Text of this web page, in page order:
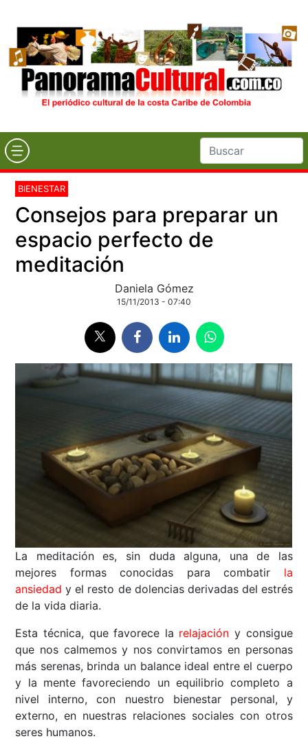
BIENESTAR
Consejos para preparar un
espacio perfecto de
meditación
Daniela Gómez
15/11/2013 - 07:40
La meditación es, sin duda alguna, una de las
mejores formas conocidas para combatir la
ansiedad y el resto de dolencias derivadas del estrés
de la vida diaria.
Esta técnica, que favorece la relajación y consigue
que nos calmemos y nos convirtamos en personas
más serenas, brinda un balance ideal entre el cuerpo
y la mente favoreciendo un equilibrio completo a
nivel interno, con nuestro bienestar personal, y
externo, en nuestras relaciones sociales con otros
seres humanos.